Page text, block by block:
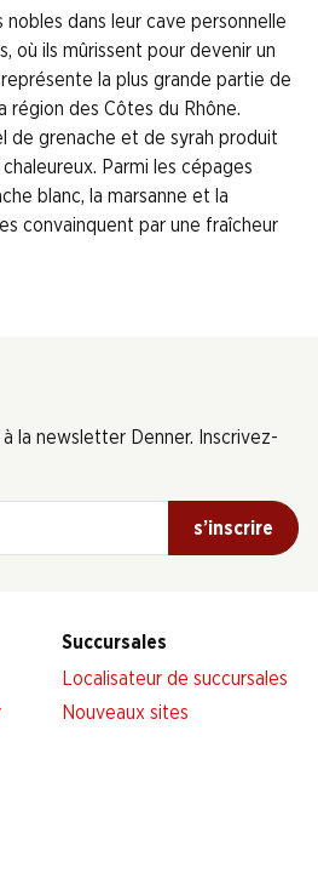
dans leur cave personnelle
où ils mûrissent pour devenir un
la plus grande partie de
région des Côtes du Rhône.
de grenache et de syrah produit
Parmi les cépages
blanc, la marsanne et la
convainquent par une fraîcheur
la newsletter Denner. Inscrivez-
s’inscrire
Succursales
Localisateur de succursales
Nouveaux sites